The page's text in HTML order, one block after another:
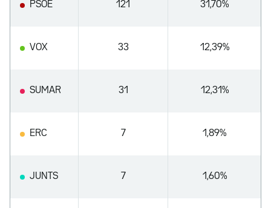
PSOE 121 31,70%
VOX 33 12,39%
SUMAR 31 12,31%
ERC 7 1,89%
JUNTS 7 1,60%